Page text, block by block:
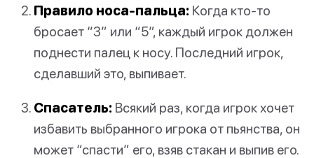
Правило носа-пальца: Когда кто-то
бросает “3” или “5”, каждый игрок должен
поднести палец к носу. Последний игрок,
сделавший это, выпивает.
Спасатель: Всякий раз, когда игрок хочет
избавить выбранного игрока от пьянства, он
может “спасти” его, взяв стакан и выпив его.